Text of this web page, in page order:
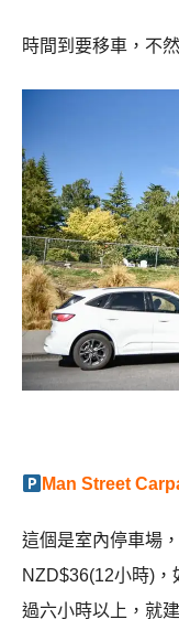
時間到要移車，不
Man Street
這個是室內停車場
NZD$36(12小時)，
過六小時以上，就